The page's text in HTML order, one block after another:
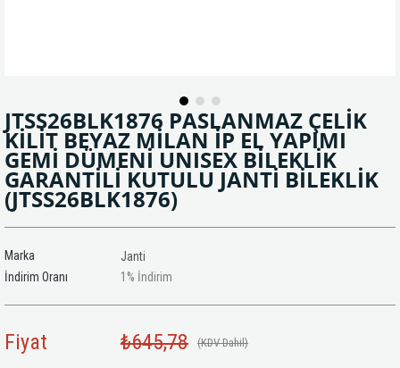
JTSS26BLK1876 PASLANMAZ ÇELİK
KİLİT BEYAZ MİLAN İP EL YAPIMI
GEMİ DÜMENİ UNISEX BİLEKLİK
GARANTİLİ KUTULU JANTİ BİLEKLİK
(JTSS26BLK1876)
Marka
Janti
İndirim Oranı
%
1 İndirim
Fiyat ₺645,78 (KDV Dahil)